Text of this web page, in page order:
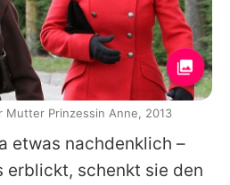
etwas nachdenklich –
erblickt, schenkt sie den
Mutter Prinzessin Anne, 2013